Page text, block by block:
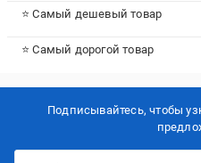
⭐ Самый дешевый товар
⭐ Самый дорогой товар
Подписывайтесь, чтобы